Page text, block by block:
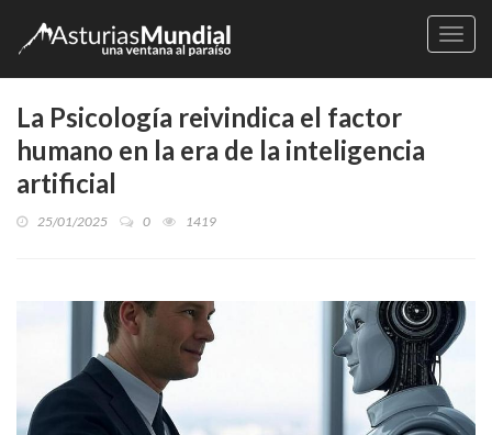
La Psicología reivindica el factor
humano en la era de la inteligencia
artificial
25/01/2025 0 1419